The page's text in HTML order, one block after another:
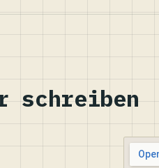
schreiben